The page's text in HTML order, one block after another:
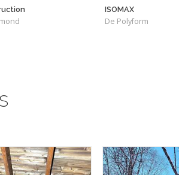
ISOMAX
De Polyform